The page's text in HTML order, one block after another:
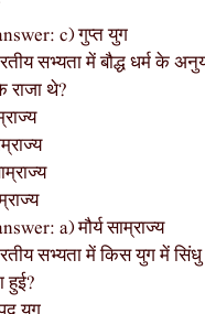
c) गुप्त युग
सभ्यता में बौद्ध धर्म के
राजा थे?
a) मौर्य साम्राज्य
सभ्यता में किस युग में सिंधु
हुई?